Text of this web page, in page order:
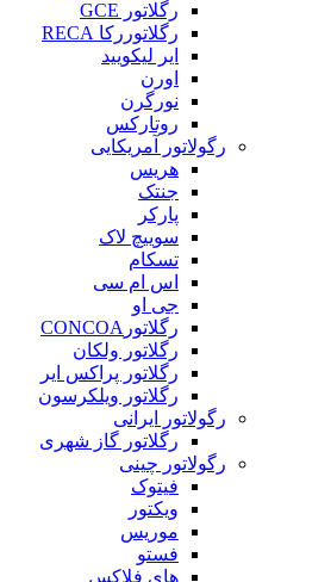
رگلاتور GCE
رگلاتوررکا RECA
ایر لیکویید
اورن
نورگرن
روتارکس
رگولاتور آمریکایی
هریس
جنتک
پارکر
سوییچ لاک
تسکام
اس ام سی
جی او
رگلاتورCONCOA
رگلاتور ولکان
رگلاتور پراکس ایر
رگلاتور ویلکرسون
رگولاتور ایرانی
رگلاتور گاز شهری
رگولاتور چینی
فیتوک
ویکتور
موریس
فستو
های فلاکس